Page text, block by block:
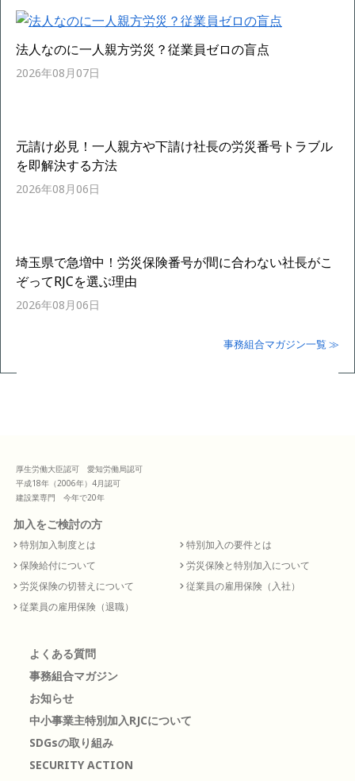
法人なのに一人親方労災？従業員ゼロの盲点
2026年08月07日
元請け必見！一人親方や下請け社長の労災番号トラブル
を即解決する方法
2026年08月06日
埼玉県で急増中！労災保険番号が間に合わない社長がこ
ぞってRJCを選ぶ理由
2026年08月06日
事務組合マガジン一覧 ≫
厚生労働大臣認可 愛知労働局認可
平成18年（2006年）4月認可
建設業専門 今年で20年
加入をご検討の方
特別加入制度とは
特別加入の要件とは
保険給付について
労災保険と特別加入について
労災保険の切替えについて
従業員の雇用保険（入社）
従業員の雇用保険（退職）
よくある質問
事務組合マガジン
お知らせ
中小事業主特別加入RJCについて
SDGsの取り組み
SECURITY ACTION